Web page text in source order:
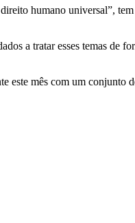
humano universal”,
a tratar esses temas de
este mês com um conjunto